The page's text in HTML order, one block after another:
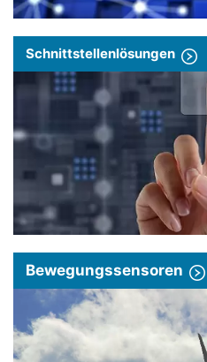
Schnittstellenlösungen
Bewegungssensoren